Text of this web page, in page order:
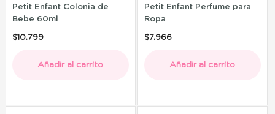
Petit Enfant Colonia de
Bebe 60ml
$10.799
Añadir al carrito
Petit Enfant Perfume para
Ropa
$7.966
Añadir al carrito